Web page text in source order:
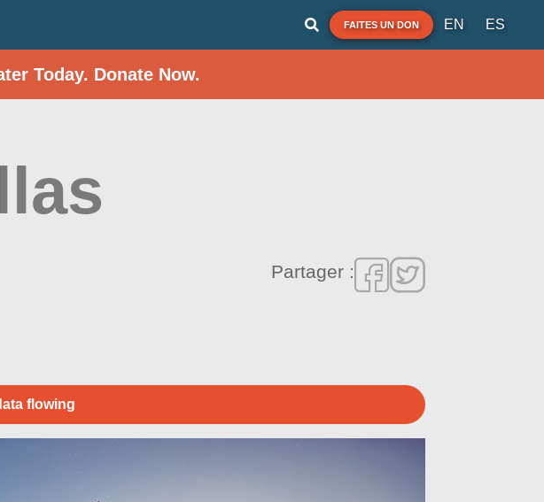
FAITES UN DON EN ES
Today. Donate Now.
Partager :
flowing